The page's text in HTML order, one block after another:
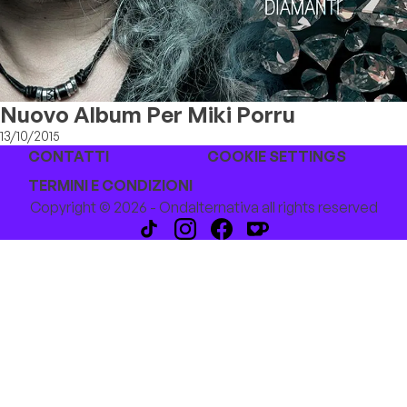
Nuovo Album Per Miki Porru
13/10/2015
CONTATTI
COOKIE SETTINGS
TERMINI E CONDIZIONI
Copyright © 2026 - Ondalternativa all rights reserved